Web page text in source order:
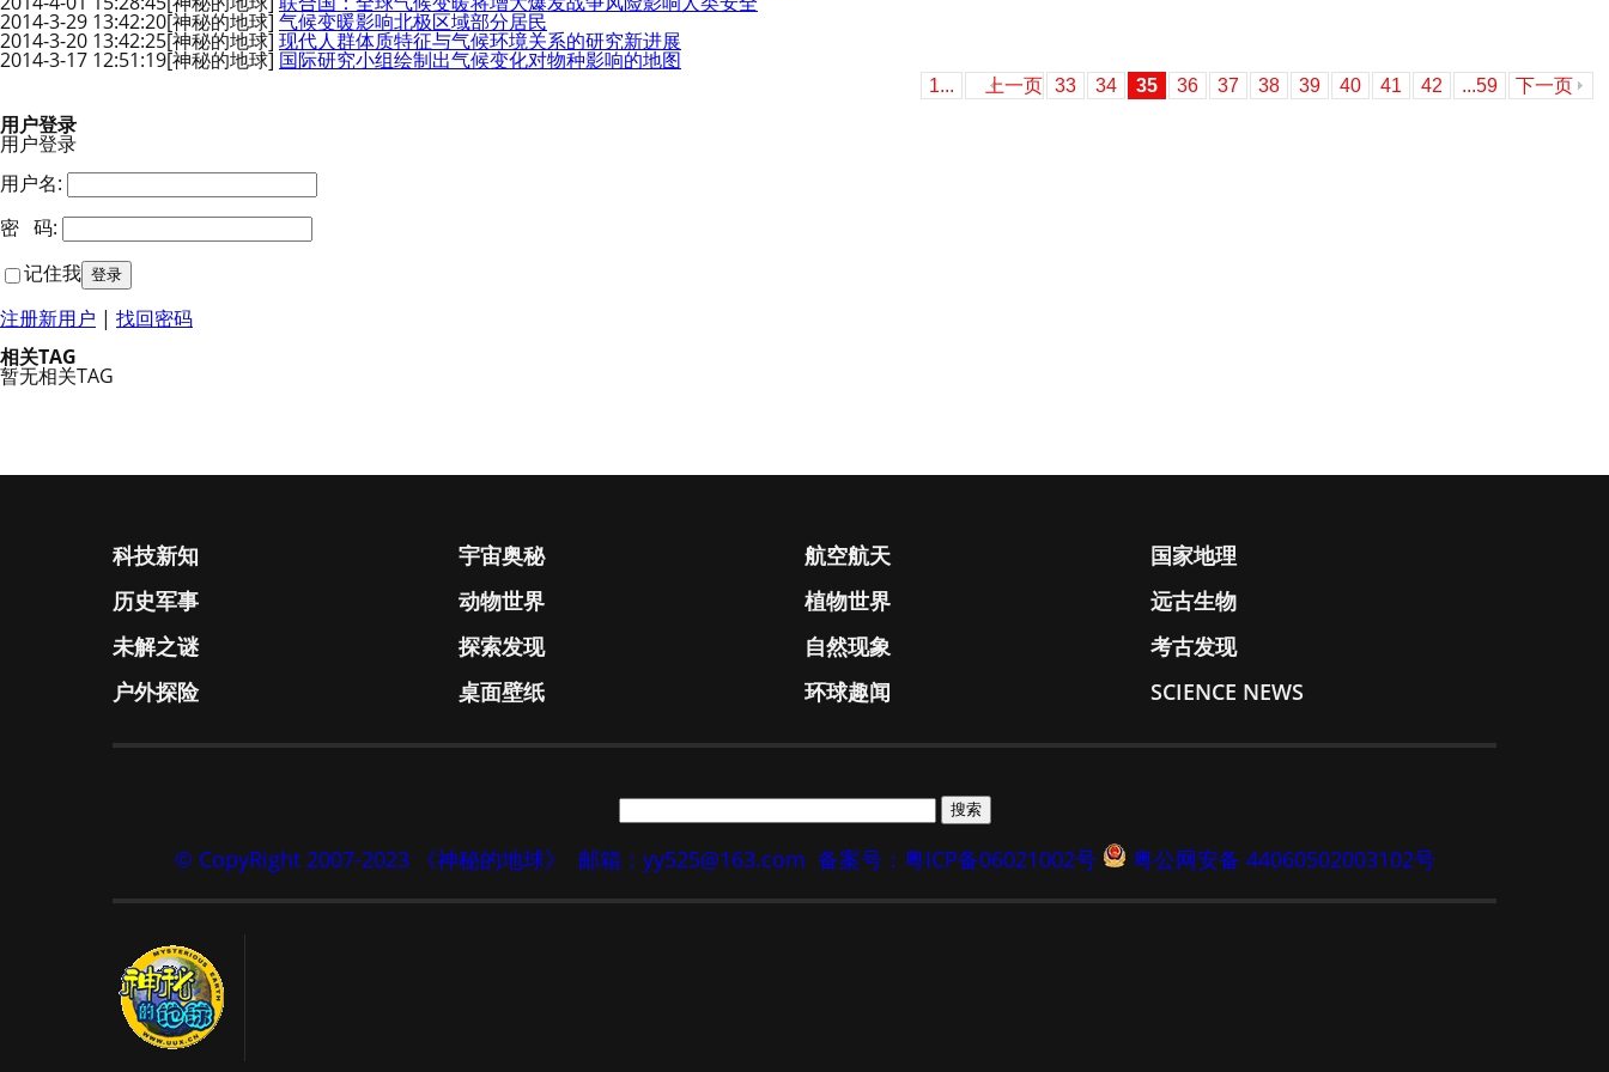
2014-3-29 13:42:20[神秘的地球] 气候变暖影响北极区域部分居民
2014-3-20 13:42:25[神秘的地球] 现代人群体质特征与气候环境关系的研究新进展
2014-3-17 12:51:19[神秘的地球] 国际研究小组绘制出气候变化对物种影响的地图
1... 上一页 33 34 35 36 37 38 39 40 41 42 ...59 下一页
用户登录
用户登录
用户名:
密 码:
记住我
注册新用户 | 找回密码
相关TAG
暂无相关TAG
科技新知 宇宙奥秘 航空航天
国家地理
历史军事
动物世界 植物世界
远古生物
未解之谜
探索发现 自然现象
考古发现
户外探险
桌面壁纸 环球趣闻 SCIENCE NEWS
© CopyRight 2007-2023 《神秘的地球》 邮箱：yy525@163.com 备案号：粤ICP备06021002号 粤公网安备 44060502003102号